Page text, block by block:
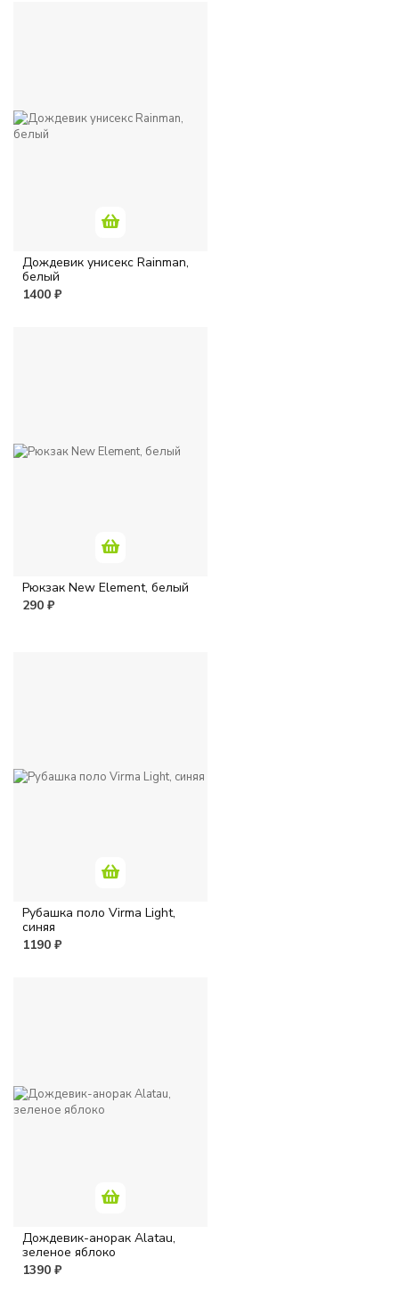
Дождевик унисекс Rainman,
белый
1400 ₽
Рюкзак New Element, белый
290 ₽
Рубашка поло Virma Light,
синяя
1190 ₽
Дождевик-анорак Alatau,
зеленое яблоко
1390 ₽